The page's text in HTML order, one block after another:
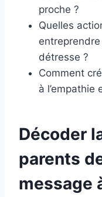
proche ?
Quelles
détresse ?
Comment
à l’empathie
Décoder
parents
message